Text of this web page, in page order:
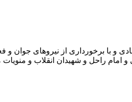
و با برخورداری از نیروهای جوان
امام راحل و شهیدان انقلاب و